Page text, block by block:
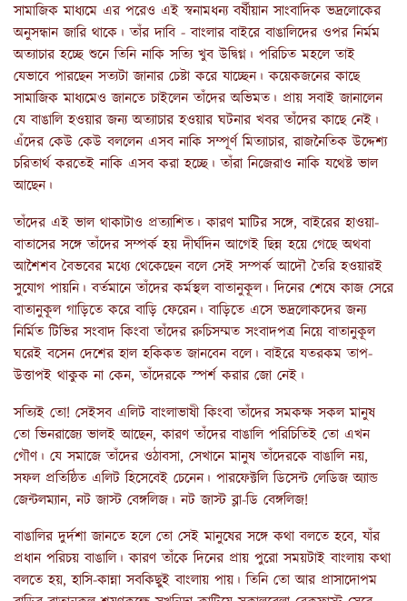
সামাজিক মাধ্যমে এর পরেও এই স্বনামধন্য বর্ষীয়ান সাংবাদিক ভদ্রলোকের
অনুসন্ধান জারি থাকে। তাঁর দাবি - বাংলার বাইরে বাঙালিদের ওপর নির্মম
অত্যাচার হচ্ছে শুনে তিনি নাকি সত্যি খুব উদ্বিগ্ন। পরিচিত মহলে তাই
যেভাবে পারছেন সত্যটা জানার চেষ্টা করে যাচ্ছেন। কয়েকজনের কাছে
সামাজিক মাধ্যমেও জানতে চাইলেন তাঁদের অভিমত। প্রায় সবাই জানালেন
যে বাঙালি হওয়ার জন্য অত্যাচার হওয়ার ঘটনার খবর তাঁদের কাছে নেই।
এঁদের কেউ কেউ বললেন এসব নাকি সম্পূর্ণ মিত্যাচার, রাজনৈতিক উদ্দেশ্য
চরিতার্থ করতেই নাকি এসব করা হচ্ছে। তাঁরা নিজেরাও নাকি যথেষ্ট ভাল
আছেন।
তাঁদের এই ভাল থাকাটাও প্রত্যাশিত। কারণ মাটির সঙ্গে, বাইরের হাওয়া-
বাতাসের সঙ্গে তাঁদের সম্পর্ক হয় দীর্ঘদিন আগেই ছিন্ন হয়ে গেছে অথবা
আশৈশব বৈভবের মধ্যে থেকেছেন বলে সেই সম্পর্ক আদৌ তৈরি হওয়ারই
সুযোগ পায়নি। বর্তমানে তাঁদের কর্মস্থল বাতানুকূল। দিনের শেষে কাজ সেরে
বাতানুকূল গাড়িতে করে বাড়ি ফেরেন। বাড়িতে এসে ভদ্রলোকদের জন্য
নির্মিত টিভির সংবাদ কিংবা তাঁদের রুচিসম্মত সংবাদপত্র নিয়ে বাতানুকূল
ঘরেই বসেন দেশের হাল হকিকত জানবেন বলে। বাইরে যতরকম তাপ-
উত্তাপই থাকুক না কেন, তাঁদেরকে স্পর্শ করার জো নেই।
সত্যিই তো! সেইসব এলিট বাংলাভাষী কিংবা তাঁদের সমকক্ষ সকল মানুষ
তো ভিনরাজ্যে ভালই আছেন, কারণ তাঁদের বাঙালি পরিচিতিই তো এখন
গৌণ। যে সমাজে তাঁদের ওঠাবসা, সেখানে মানুষ তাঁদেরকে বাঙালি নয়,
সফল প্রতিষ্ঠিত এলিট হিসেবেই চেনেন। পারফেক্টলি ডিসেন্ট লেডিজ অ্যান্ড
জেন্টলম্যান, নট জাস্ট বেঙ্গলিজ। নট জাস্ট ব্লা-ডি বেঙ্গলিজ!
বাঙালির দুর্দশা জানতে হলে তো সেই মানুষের সঙ্গে কথা বলতে হবে, যাঁর
প্রধান পরিচয় বাঙালি। কারণ তাঁকে দিনের প্রায় পুরো সময়টাই বাংলায় কথা
বলতে হয়, হাসি-কান্না সবকিছুই বাংলায় পায়। তিনি তো আর প্রাসাদোপম